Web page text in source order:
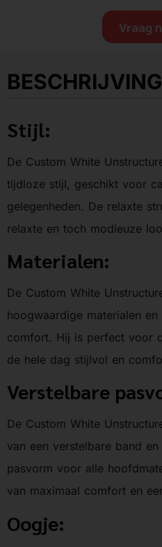
Vraag
BESCHRIJVING
Stijl:
De Custom White
tijdloze stijl, geschikt voor
gelegenheden. De relaxte
relaxte en toch modieuze
Materialen:
De Custom White
hoogwaardige materialen
comfort. Hij is perfect voor
de hele dag stijlvol en
Verstelbare
De Custom White
van een verstelbare band
pasvorm voor alle
van maximaal comfort en
Oogje: